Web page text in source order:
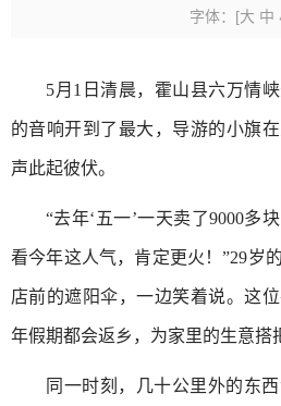
字体： [大 中
5月1日清晨，霍山县六万情
的音响开到了最大，导游的小旗
声此起彼伏。
“去年‘五一’一天卖了9000多
看今年这人气，肯定更火！”29岁
店前的遮阳伞，一边笑着说。这
年假期都会返乡，为家里的生意搭
同一时刻，几十公里外的东